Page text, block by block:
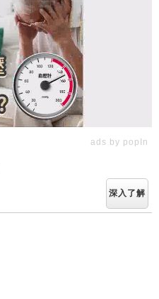
ads by popIn
深入了解